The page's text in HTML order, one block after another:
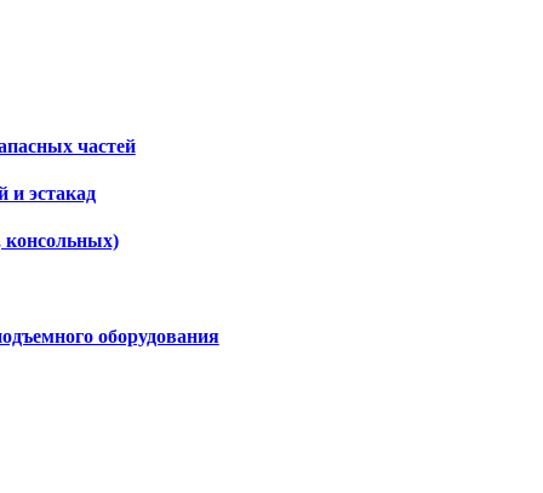
частей
и эстакад
консольных)
оборудования